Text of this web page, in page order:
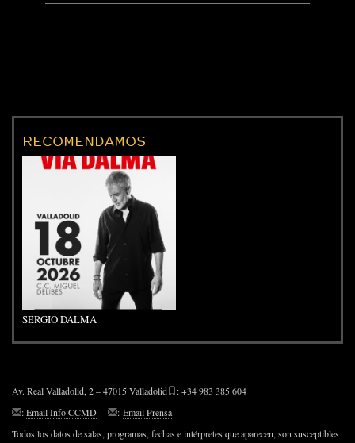
RECOMENDAMOS
SERGIO DALMA
Av. Real Valladolid, 2 – 47015 Valladolid
: +34 983 385 604
:Email Info CCMD – : Email Prensa
Todos los datos de salas, programas, fechas e intérpretes que aparecen, son susceptibles